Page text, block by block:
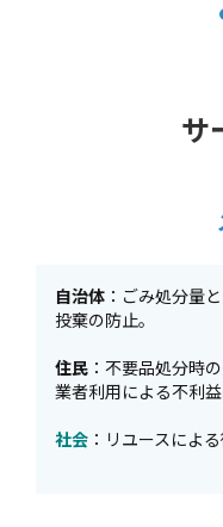
サ
自治体 ：ごみ処分量
投棄の防止。
住民 ：不要品処分時
業者利用による不利益
社会 ：リユースによ